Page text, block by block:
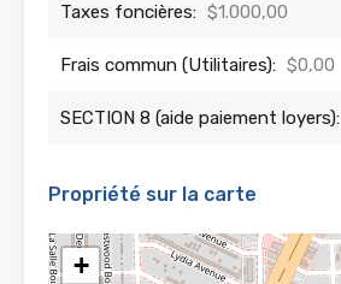
Taxes foncières: $1.000,00
Frais commun (Utilitaires): $0,00
SECTION 8 (aide paiement loyers):
Propriété sur la carte
+